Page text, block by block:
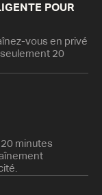
POUR
vous en privé
20
20 minutes